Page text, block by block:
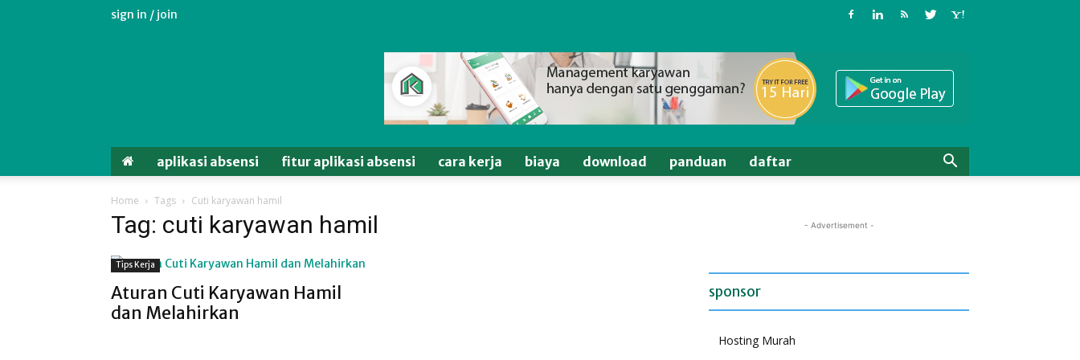
sign in / join
aplikasi absensi fitur aplikasi absensi cara kerja biaya download panduan daftar
Home Tags Cuti karyawan hamil
Tag: cuti karyawan hamil
Tips Kerja
Aturan Cuti Karyawan Hamil
dan Melahirkan
- Advertisement -
sponsor
Hosting Murah